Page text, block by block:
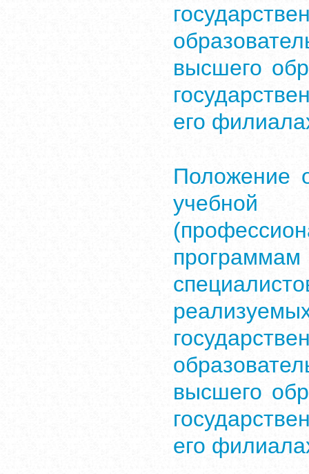
высшего
его
Положение
высшего
его